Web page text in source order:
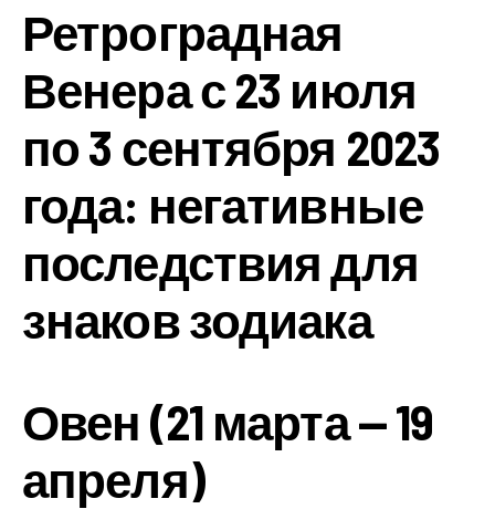
Ретроградная
Венера с 23 июля
по 3 сентября 2023
года: негативные
последствия для
знаков зодиака
Овен (21 марта — 19
апреля)